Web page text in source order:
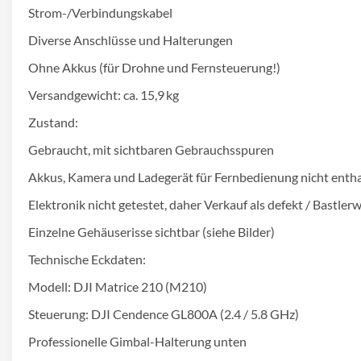
Strom-/Verbindungskabel
Diverse Anschlüsse und Halterungen
Ohne Akkus (für Drohne und Fernsteuerung!)
Versandgewicht: ca. 15,9 kg
Zustand:
Gebraucht, mit sichtbaren Gebrauchsspuren
Akkus, Kamera und Ladegerät für Fernbedienung nicht
Elektronik nicht getestet, daher Verkauf als defekt /
Einzelne Gehäuserisse sichtbar (siehe Bilder)
Technische Eckdaten:
Modell: DJI Matrice 210 (M210)
Steuerung: DJI Cendence GL800A (2.4 / 5.8 GHz)
Professionelle Gimbal-Halterung unten